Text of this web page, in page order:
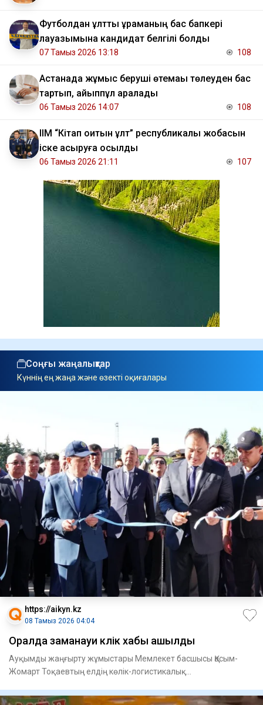
Футболдан ұлттық құраманың бас бапкері
лауазымына кандидат белгілі болды
07 Тамыз 2026 13:18 108
Астанада жұмыс беруші өтемақы төлеуден бас
тартып, айыппұл арқалады
06 Тамыз 2026 14:07 108
ІІМ “Кітап оқитын ұлт” республикалық жобасын
іске асыруға қосылды
06 Тамыз 2026 21:11 107
Соңғы жаңалықтар
Күннің ең жаңа және өзекті оқиғалары
https://aikyn.kz
08 Тамыз 2026 04:04
Оралда заманауи көлік хабы ашылды
Ауқымды жаңғырту жұмыстары Мемлекет басшысы Қасым-
Жомарт Тоқаевтың елдің көлік-логистикалық